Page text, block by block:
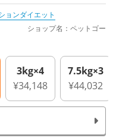
ョンダイエット
ショップ名：ペットゴー
3kg×4
¥34,148
7.5kg×3
¥44,032